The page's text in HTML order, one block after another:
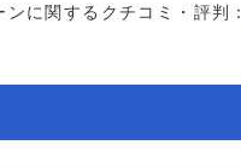
ンに関するクチコミ・評判：